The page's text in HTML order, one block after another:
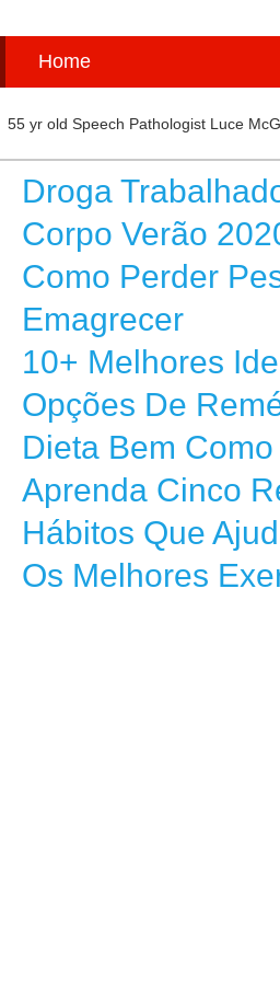
Home
55 yr old Speech Pathologist Luce
Droga
Corpo Verão
Como Perder
Emagrecer
10+ Melhores
Opções De
Dieta Bem
Aprenda Cinco
Hábitos Que
Os Melhores